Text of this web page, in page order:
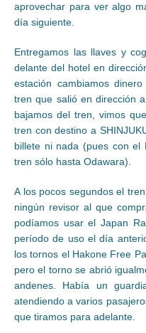
aprovechar para ver algo
día siguiente.
Entregamos las llaves y
delante del hotel en
estación cambiamos
tren que salió en dirección
bajamos del tren, vimos
tren con destino a
billete ni nada (pues con el
tren sólo hasta Odawara).
A los pocos segundos el
ningún revisor al que
podíamos usar el Japan
período de uso el día
los tornos el Hakone Free
pero el torno se abrió
andenes. Había un
atendiendo a varios
que tiramos para adelante.